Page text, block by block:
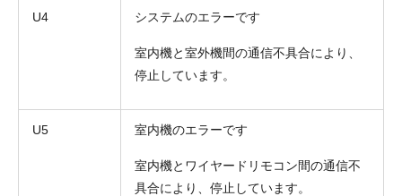
U4 システムのエラーです
室内機と室外機間の通信不具合により、
停止しています。
U5 室内機のエラーです
室内機とワイヤードリモコン間の通信不
具合により、停止しています。